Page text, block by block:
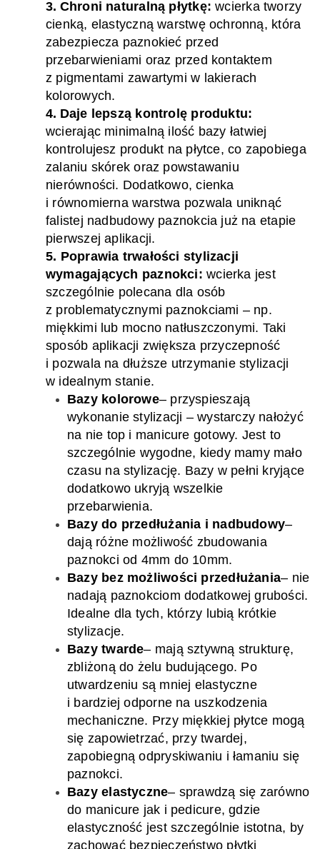
3. Chroni naturalną płytkę:wcierkatworzy
cienką, elastyczną warstwę ochronną, która
zabezpiecza paznokieć przed
przebarwieniami oraz przed kontaktem
z pigmentami zawartymi w lakierach
kolorowych.
4. Daje lepszą kontrolę produktu:
wcierając minimalną ilość bazy łatwiej
kontrolujesz produkt na płytce,co zapobiega
zalaniu skórek oraz powstawaniu
nierówności. Dodatkowo, cienka
i równomierna warstwa pozwala uniknąć
falistej nadbudowy paznokcia już na etapie
pierwszej aplikacji.
5. Poprawia trwałości stylizacji
wymagających paznokci:wcierka jest
szczególnie polecana dla osób
z problematycznymi paznokciami – np.
miękkimi lub mocno natłuszczonymi. Taki
sposób aplikacji zwiększa przyczepność
i pozwala na dłuższe utrzymanie stylizacji
w idealnym stanie.
Bazy kolorowe– przyspieszają
wykonanie stylizacji – wystarczy nałożyć
na nie top i manicure gotowy. Jest to
szczególnie wygodne, kiedy mamy mało
czasu na stylizację. Bazy w pełni kryjące
dodatkowo ukryją wszelkie
przebarwienia.
Bazy do przedłużania i nadbudowy–
dają różne możliwość zbudowania
paznokci od 4mm do 10mm.
Bazy bez możliwości przedłużania– nie
nadają paznokciom dodatkowej grubości.
Idealne dla tych, którzy lubią krótkie
stylizacje.
Bazy twarde– mają sztywną strukturę,
zbliżoną do żelu budującego. Po
utwardzeniu są mniej elastyczne
i bardziej odporne na uszkodzenia
mechaniczne. Przy miękkiej płytce mogą
się zapowietrzać, przy twardej,
zapobiegną odpryskiwaniu i łamaniu się
paznokci.
Bazy elastyczne– sprawdzą się zarówno
do manicure jak i pedicure, gdzie
elastyczność jest szczególnie istotna, by
zachować bezpieczeństwo płytki